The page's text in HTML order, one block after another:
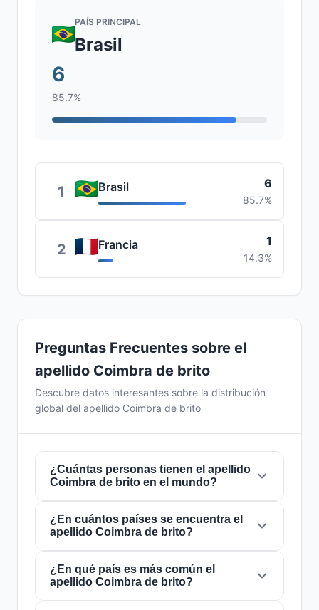
PAÍS PRINCIPAL
Brasil
6
85.7%
1 Brasil 6
85.7%
2 Francia 1
14.3%
Preguntas Frecuentes sobre el
apellido Coimbra de brito
Descubre datos interesantes sobre la distribución
global del apellido Coimbra de brito
¿Cuántas personas tienen el apellido
Coimbra de brito en el mundo?
Actualmente hay aproximadamente7
personascon el apellidoCoimbra de brito
todo el mundo. Esto significa que
aproximadamente 1 de cada1,142,857,143
personasen el mundo lleva este apellido. Se
encuentra presente en2 países, lo que refleja
¿En cuántos países se encuentra el
apellido Coimbra de brito?
El apellidoCoimbra de britoestá presente en
2 paísesde todo el mundo. Esto lo clasifica
como un apellido de alcancelocal. Su
¿En qué país es más común el
apellido Coimbra de brito?